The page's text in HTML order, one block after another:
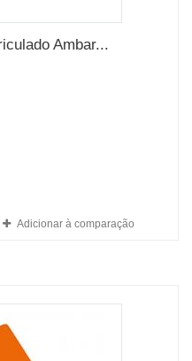
Ambar...
Adicionar à comparação